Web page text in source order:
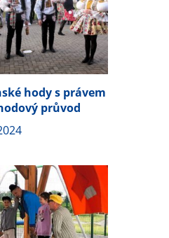
hody s právem
průvod